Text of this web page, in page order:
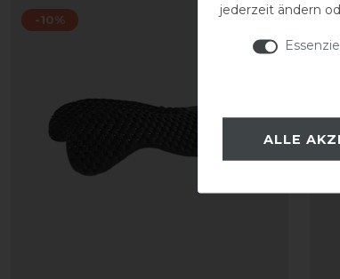
-10%
jederzeit ändern
ALLE